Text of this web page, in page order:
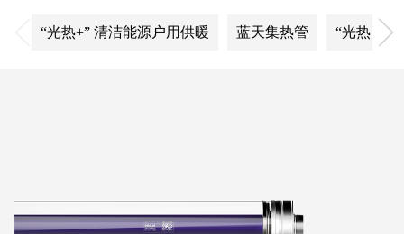
“光热+” 清洁能源户用供暖 蓝天集热管 “光热·光